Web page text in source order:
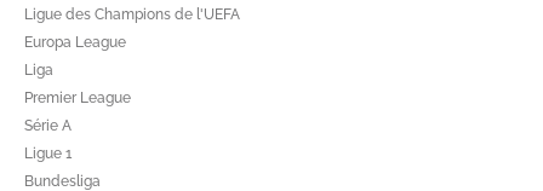
Ligue des Champions de l'UEFA
Europa League
Liga
Premier League
Série A
Ligue 1
Bundesliga